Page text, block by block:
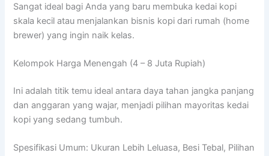
Sangat ideal bagi Anda yang baru membuka kedai kopi
skala kecil atau menjalankan bisnis kopi dari rumah (home
brewer) yang ingin naik kelas.
Kelompok Harga Menengah (4 – 8 Juta Rupiah)
Ini adalah titik temu ideal antara daya tahan jangka panjang
dan anggaran yang wajar, menjadi pilihan mayoritas kedai
kopi yang sedang tumbuh.
Spesifikasi Umum: Ukuran Lebih Leluasa, Besi Tebal, Pilihan